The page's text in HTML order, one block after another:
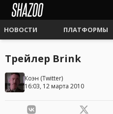
НОВОСТИ ПЛАТФОРМЫ
Трейлер Brink
Коэн (Twitter)
16:03, 12 марта 2010